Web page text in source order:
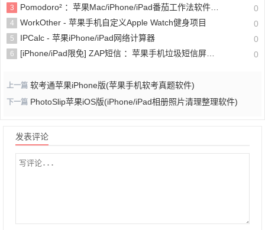
3 Pomodoro² ：苹果Mac/iPhone/iPad番茄工作法软件(含教程) 0
4 WorkOther - 苹果手机自定义Apple Watch健身项目 0
5 IPCalc - 苹果iPhone/iPad网络计算器 0
6 [iPhone/iPad限免] ZAP短信 ：苹果手机垃圾短信屏蔽软件 0
上一篇 软考通苹果iPhone版(苹果手机软考真题软件)
下一篇 PhotoSlip苹果iOS版(iPhone/iPad相册照片清理整理软件)
发表评论